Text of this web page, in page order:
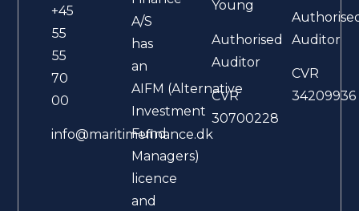
+45
55
55
70
00
info@maritimefinance.dk
A/S
has
an
AIFM (Alternative
Investment
Fund
Managers)
licence
and
Young
Authorised
Auditor
CVR
30700228
Auditor
CVR
34209936